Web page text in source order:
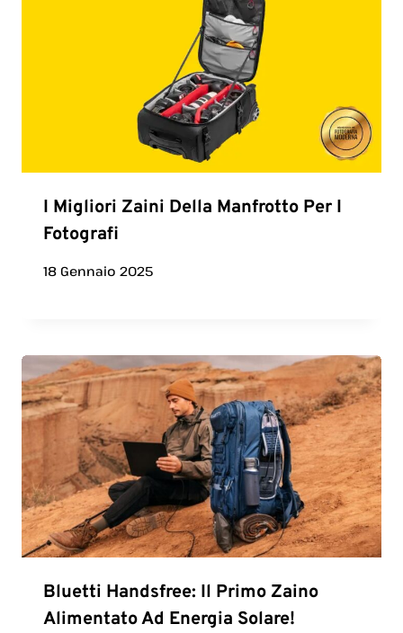
I Migliori Zaini Della Manfrotto Per I
Fotografi
18 Gennaio 2025
Bluetti Handsfree: Il Primo Zaino
Alimentato Ad Energia Solare!